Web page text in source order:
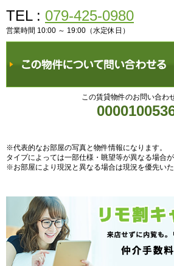
TEL : 079-425-0980
営業時間 10:00 ～ 19:00（水定休日）
この賃貸物件のお問い合わ
※代表的なお部屋の写真と物件情報になります。
タイプによっては一部仕様・眺望等が異なる場合が
※お部屋により現況と異なる場合は現況を優先いた